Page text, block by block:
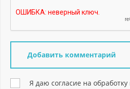
Я даю согласие на